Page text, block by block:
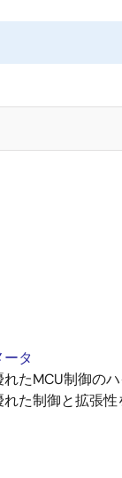
タ
たMCU制御の
た制御と拡張性